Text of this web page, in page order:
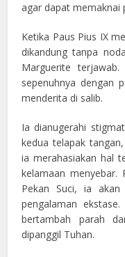
agar dapat memaknai
Ketika Paus Pius IX
dikandung tanpa
Marguerite
sepenuhnya dengan
menderita di salib.
Ia dianugerahi
kedua telapak
ia merahasiakan hal
kelamaan menyebar.
Pekan Suci, ia
pengalaman
bertambah parah
dipanggil Tuhan.